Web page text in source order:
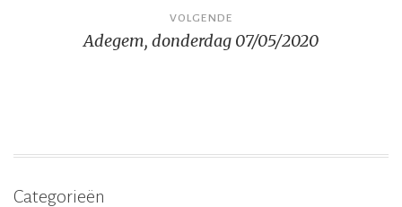
VOLGENDE
Adegem, donderdag 07/05/2020
Categorieën